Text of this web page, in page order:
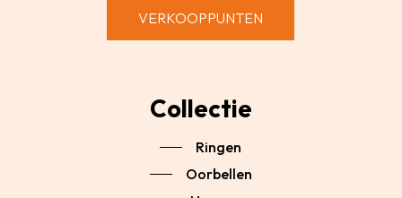
VERKOOPPUNTEN
Collectie
Ringen
Oorbellen